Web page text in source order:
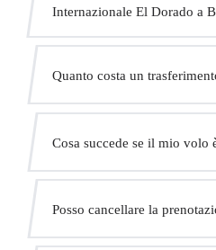
Internazionale El Dorado a
Quanto costa un
prezzo fisso immediato. Senza
Cosa succede se il mio volo
adatterà automaticamente l'orario
aggiuntivi.
Posso cancellare la